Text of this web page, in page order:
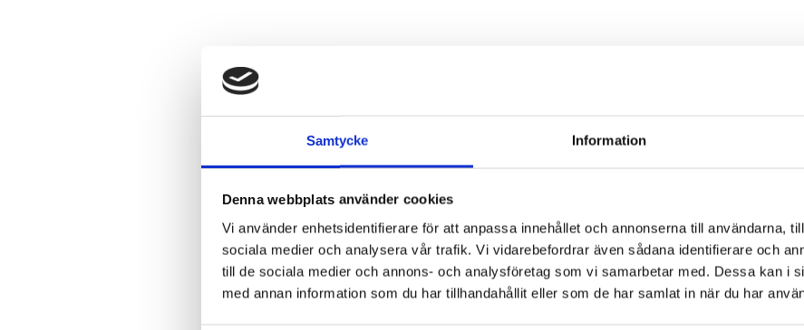
Samtycke Information
Denna webbplats använder cookies
Vi använder enhetsidentifierare för att anpassa innehållet och annonserna till användarna,
sociala medier och analysera vår trafik. Vi vidarebefordrar även sådana identifierare och
till de sociala medier och annons- och analysföretag som vi samarbetar med. Dessa kan i
med annan information som du har tillhandahållit eller som de har samlat in när du har